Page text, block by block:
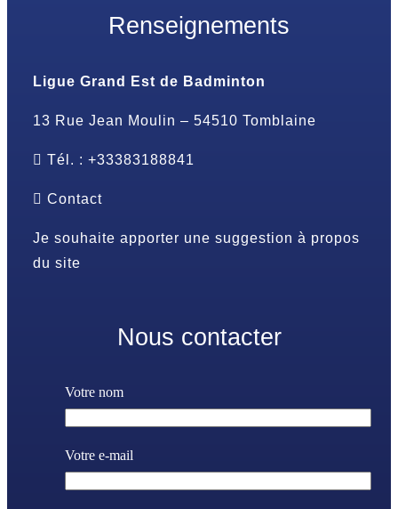
Renseignements
Ligue Grand Est de Badminton
13 Rue Jean Moulin – 54510 Tomblaine
Tél. : +33383188841
Contact
Je souhaite apporter une suggestion à propos
du site
Nous contacter
Votre nom
Votre e-mail